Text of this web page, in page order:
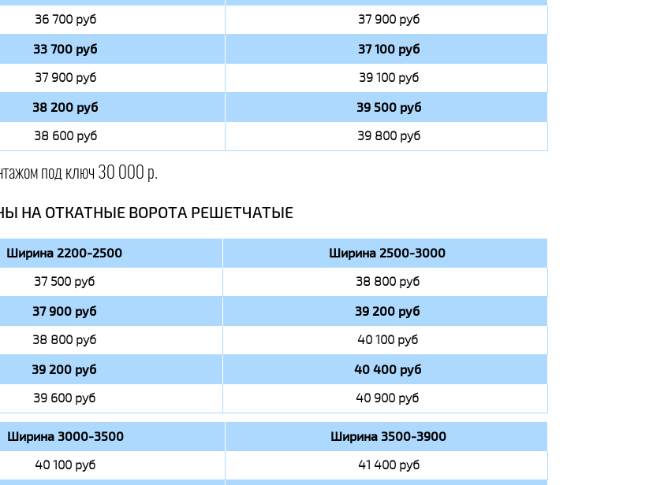
36 700 руб 37 900 руб
33 700 руб 37 100 руб
37 900 руб 39 100 руб
38 200 руб 39 500 руб
38 600 руб 39 800 руб
под ключ 30 000 р.
НА ОТКАТНЫЕ ВОРОТА РЕШЕТЧАТЫЕ
Ширина 2200-2500 Ширина 2500-3000
37 500 руб 38 800 руб
37 900 руб 39 200 руб
38 800 руб 40 100 руб
39 200 руб 40 400 руб
39 600 руб 40 900 руб
Ширина 3000-3500 Ширина 3500-3900
40 100 руб 41 400 руб